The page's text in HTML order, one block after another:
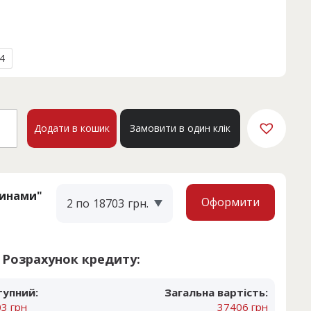
Додати в кошик Замовити в один клік
2 по 18703 грн. Оформити
Розрахунок кредиту:
грн
Загальна вартість:
37406 грн